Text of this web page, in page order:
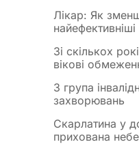
Лікар: Як
Зі скількох
вікові
3 група
захворювань
Скарлатина у
прихована